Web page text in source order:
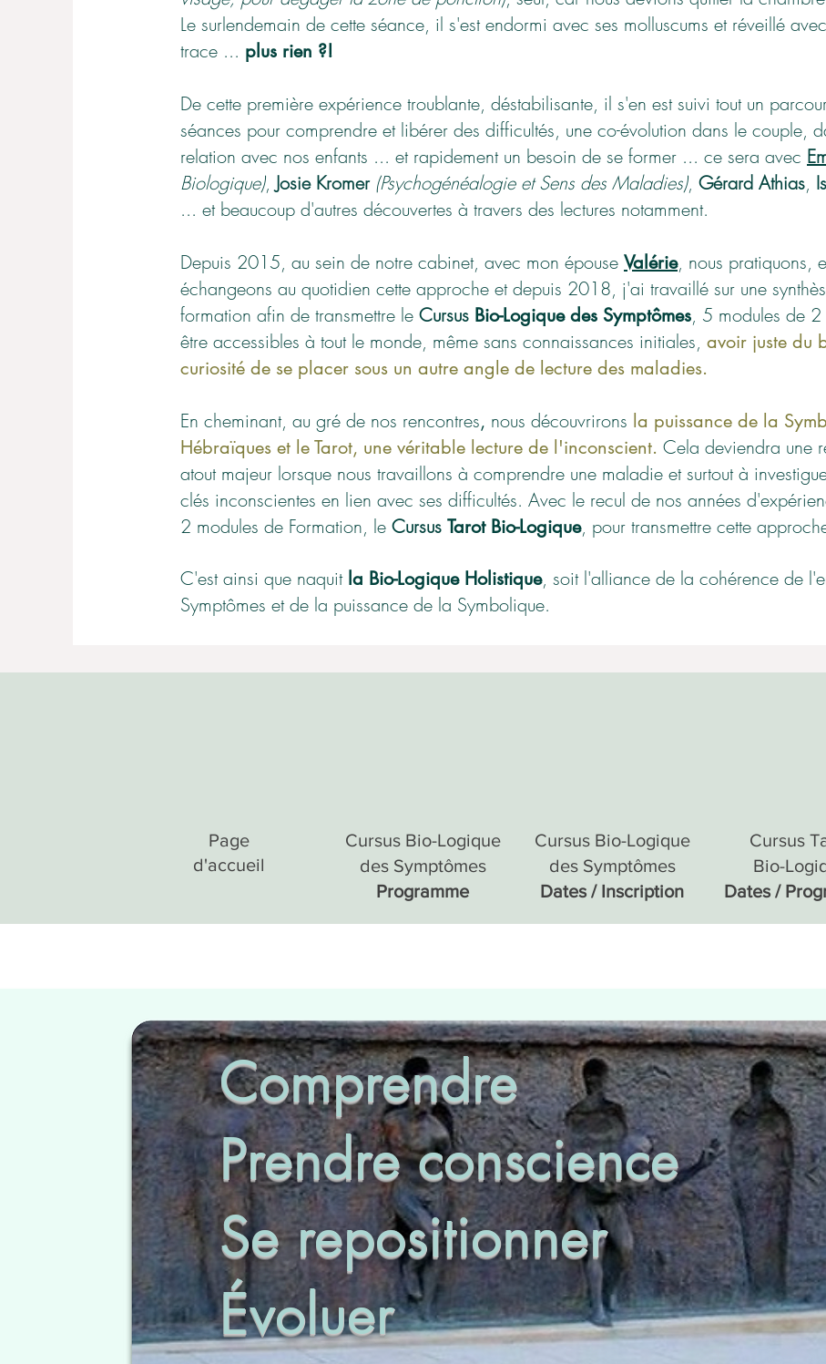
Le surlendemain de cette séance, il s'est endormi avec ses molluscums et réveillé
trace ... plus rien ?!
De cette première expérience troublante, déstabilisante, il s'en est suivi tout un
séances pour comprendre et libérer des difficultés, une co-évolution dans le couple,
relation avec nos enfants ... et rapidement un besoin de se former ... ce sera avec
Biologique), Josie Kromer (Psychogénéalogie et Sens des Maladies), Gérard Athias,
... et beaucoup d'autres découvertes à travers des lectures notamment.
Depuis 2015, au sein de notre cabinet, avec mon épouse Valérie, nous pratiquons,
échangeons au quotidien cette approche et depuis 2018, j'ai travaillé sur une
formation afin de transmettre le Cursus Bio-Logique des Symptômes, 5 modules de
être accessibles à tout le monde, même sans connaissances initiales, avoir juste du
curiosité de se placer sous un autre angle de lecture des maladies.
En cheminant, au gré de nos rencontres, nous découvrirons la puissance de la
Hébraïques et le Tarot, une véritable lecture de l'inconscient. Cela deviendra une
atout majeur lorsque nous travaillons à comprendre une maladie et surtout à
clés inconscientes en lien avec ses difficultés. Avec le recul de nos années
2 modules de Formation, le Cursus Tarot Bio-Logique, pour transmettre cette
C'est ainsi que naquit la Bio-Logique Holistique, soit l'alliance de la cohérence de
Symptômes et de la puissance de la Symbolique.
Page
d'accueil
Cursus Bio-Logique
des Symptômes
Programme
Cursus Bio-Logique
des Symptômes
Dates / Inscription
Cursus
Bio-
Dates /
Comprendre
Prendre conscience
Se repositionner
Évoluer